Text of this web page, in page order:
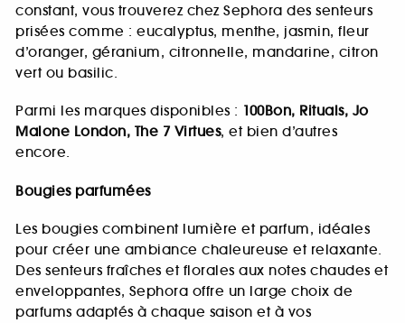
constant, vous trouverez chez Sephora des senteurs
prisées comme : eucalyptus, menthe, jasmin, fleur
d’oranger, géranium, citronnelle, mandarine, citron
vert ou basilic.
Parmi les marques disponibles : 100Bon, Rituals, Jo
Malone London, The 7 Virtues, et bien d’autres
encore.
Bougies parfumées
Les bougies combinent lumière et parfum, idéales
pour créer une ambiance chaleureuse et relaxante.
Des senteurs fraîches et florales aux notes chaudes et
enveloppantes, Sephora offre un large choix de
parfums adaptés à chaque saison et à vos